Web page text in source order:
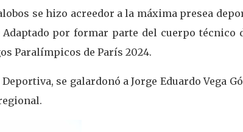
se hizo acreedor a la máxima presea
por formar parte del cuerpo técnico
Paralímpicos de París 2024.
se galardonó a Jorge Eduardo Vega